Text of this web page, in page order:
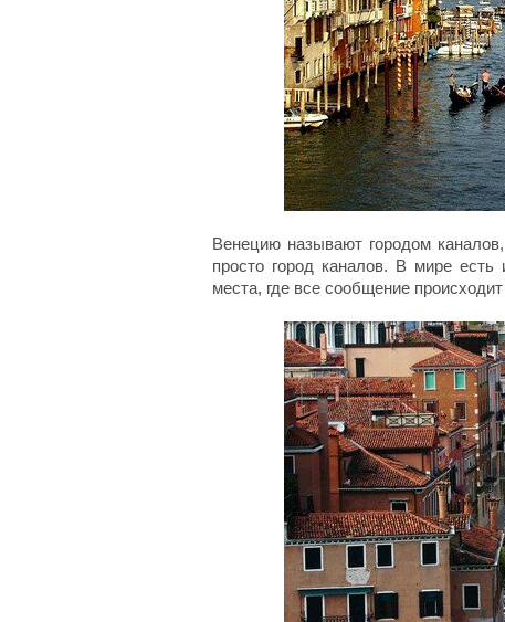
Венецию называют городом
просто город каналов. В мире есть
места, где все сообщение